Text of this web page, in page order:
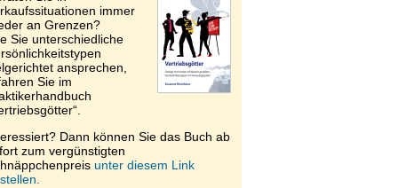
immer
an Grenzen?
Sie unterschiedliche
ansprechen,
Sie im
Dann können Sie das Buch ab
zum vergünstigten
unter diesem Link